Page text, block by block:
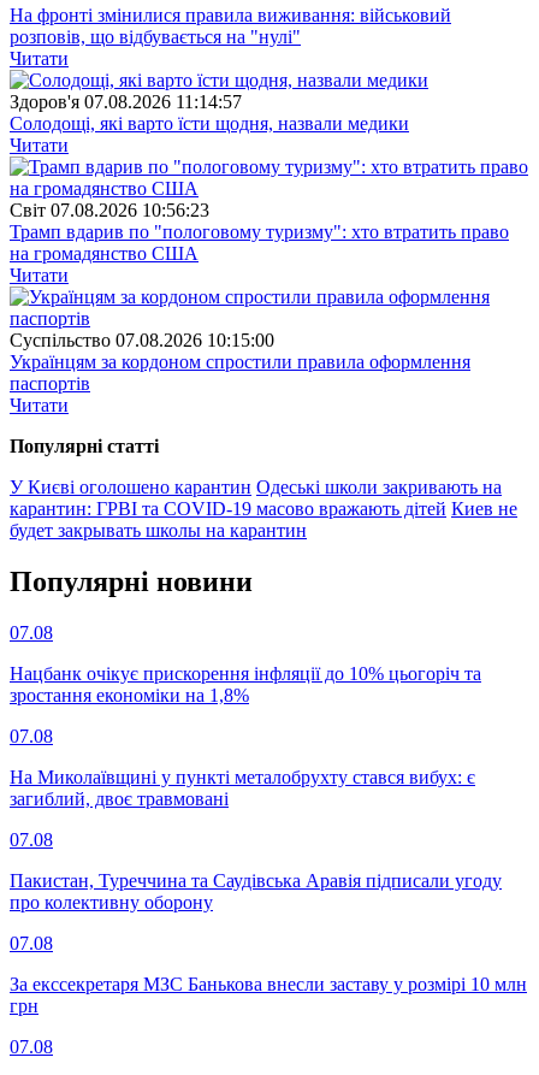
На фронті змінилися правила виживання: військовий
розповів, що відбувається на "нулі"
Читати
Здоров'я 07.08.2026 11:14:57
Солодощі, які варто їсти щодня, назвали медики
Читати
Свiт 07.08.2026 10:56:23
Трамп вдарив по "пологовому туризму": хто втратить право
на громадянство США
Читати
Суспiльство 07.08.2026 10:15:00
Українцям за кордоном спростили правила оформлення
паспортів
Читати
Популярнi статтi
У Києві оголошено карантин Одеські школи закривають на
карантин: ГРВІ та COVID-19 масово вражають дітей Киев не
будет закрывать школы на карантин
Популярнi новини
07.08
Нацбанк очікує прискорення інфляції до 10% цьогоріч та
зростання економіки на 1,8%
07.08
На Миколаївщині у пункті металобрухту стався вибух: є
загиблий, двоє травмовані
07.08
Пакистан, Туреччина та Саудівська Аравія підписали угоду
про колективну оборону
07.08
За екссекретаря МЗС Банькова внесли заставу у розмірі 10 млн
грн
07.08